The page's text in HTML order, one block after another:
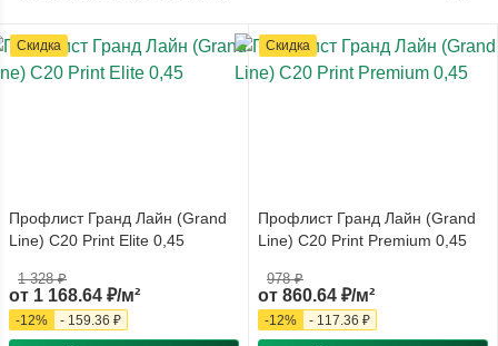
Скидка
Профлист Гранд Лайн (Grand
Line) С20 Print Elite 0,45
от 1 168.64 ₽/м²
1 328 ₽
-12% - 159.36 ₽
Скидка
Профлист Гранд Лайн (Grand
Line) С20 Print Premium 0,45
от 860.64 ₽/м²
978 ₽
-12% - 117.36 ₽